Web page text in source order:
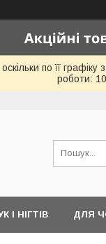
по її
роботи:
І НІГТІВ ДЛЯ